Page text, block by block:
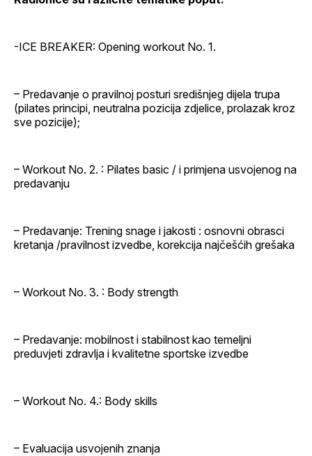
-ICE BREAKER: Opening workout No. 1.
– Predavanje o pravilnoj posturi središnjeg dijela trupa
(pilates principi, neutralna pozicija zdjelice, prolazak kroz
sve pozicije);
– Workout No. 2. : Pilates basic / i primjena usvojenog na
predavanju
– Predavanje: Trening snage i jakosti : osnovni obrasci
kretanja /pravilnost izvedbe, korekcija najčešćih grešaka
– Workout No. 3. : Body strength
– Predavanje: mobilnost i stabilnost kao temeljni
preduvjeti zdravlja i kvalitetne sportske izvedbe
– Workout No. 4.: Body skills
– Evaluacija usvojenih znanja